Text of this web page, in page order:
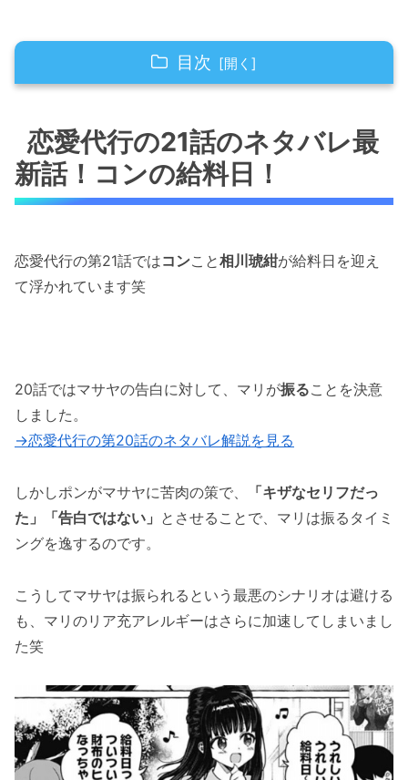
目次
日！
恋愛代行の21話のネタバレ最新話！コンが大ピ
ンチ！
人好しモード発動！
恋愛代行の21話のネタバレ最新話！コンの足跡
つからず・・
恋愛代行の21話のネタバレ最新話！マサヤ達が
コンの作品を買う！
恋愛代行の21話のネタバレ最新話！給料袋はま
さかの・・・
「恋愛代行の第21話のネタバレ最新話！コンが
恋愛代行の21話のネタバレ最
新話！コンの給料日！
恋愛代行の第21話ではコンこと相川琥紺が給料日を迎え
て浮かれています笑
20話ではマサヤの告白に対して、マリが振ることを決意
しました。
→恋愛代行の第20話のネタバレ解説を見る
しかしポンがマサヤに苦肉の策で、
「キザなセリフだっ
た」「告白ではない」 とさせることで、マリは振るタイミ
ングを逸するのです。
こうしてマサヤは振られるという最悪のシナリオは避ける
も、マリのリア充アレルギーはさらに加速してしまいまし
た笑